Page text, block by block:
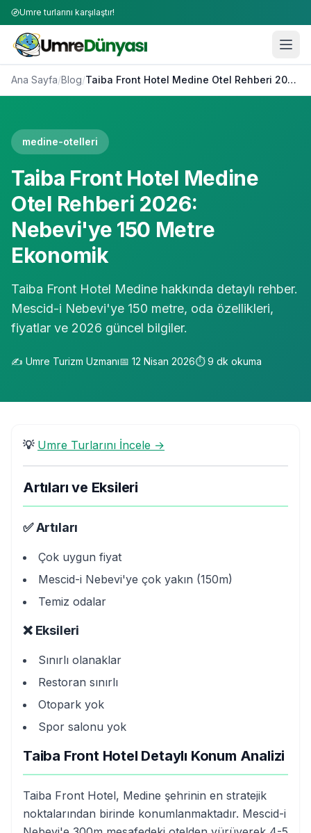
Umre turlarını karşılaştır!
Ana Sayfa/Blog/ Taiba Front Hotel Medine Otel Rehberi 2026: Nebevi'ye 150 Metre Ekonomik
medine-otelleri
Taiba Front Hotel Medine
Otel Rehberi 2026:
Nebevi'ye 150 Metre
Ekonomik
Taiba Front Hotel Medine hakkında detaylı rehber.
Mescid-i Nebevi'ye 150 metre, oda özellikleri,
fiyatlar ve 2026 güncel bilgiler.
✍️ Umre Turizm Uzmanı📅 12 Nisan 2026⏱️9 dk okuma
💡 Umre Turlarını İncele →
Artıları ve Eksileri
✅ Artıları
Çok uygun fiyat
Mescid-i Nebevi'ye çok yakın (150m)
Temiz odalar
❌ Eksileri
Sınırlı olanaklar
Restoran sınırlı
Otopark yok
Spor salonu yok
Taiba Front Hotel Detaylı Konum Analizi
Taiba Front Hotel, Medine şehrinin en stratejik
noktalarından birinde konumlanmaktadır. Mescid-i